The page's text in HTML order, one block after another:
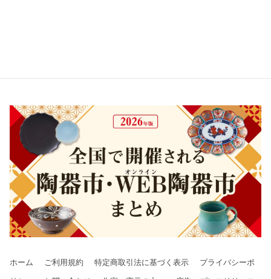
ホーム ご利用規約 特定商取引法に基づく表示 プライバシーポ